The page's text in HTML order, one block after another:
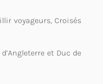
voyageurs, Croisés
et Duc de